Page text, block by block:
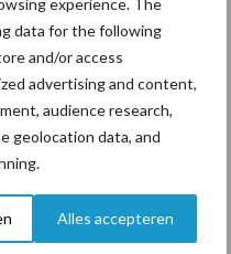
data for the following
and/or access
advertising and content,
audience research,
geolocation data, and
Alles accepteren
tips voor
levensduur
praktische
is in
dan ooit”